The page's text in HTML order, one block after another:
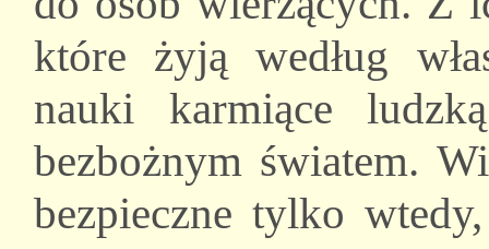
które żyją według
nauki karmiące
bezbożnym światem.
bezpieczne tylko